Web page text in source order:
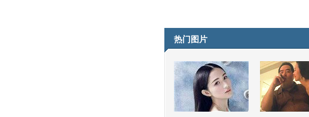
热门图片